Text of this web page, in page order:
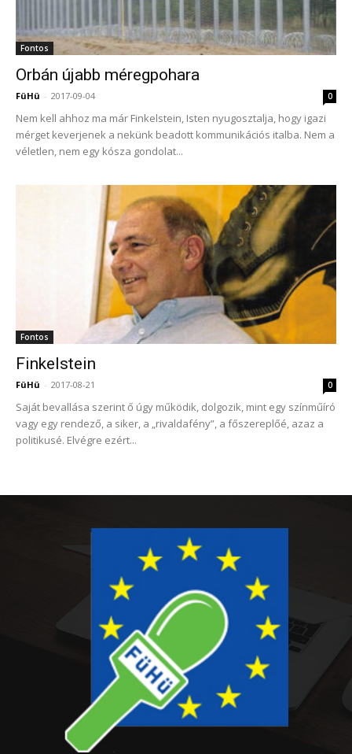
Fontos
Orbán újabb méregpohara
FüHü - 2017-09-04 0
Nem kell ahhoz ma már Finkelstein, Isten nyugosztalja, hogy igazi
mérget keverjenek a nekünk beadott kommunikációs italba. Nem a
véletlen, nem egy kósza gondolat...
Fontos
Finkelstein
FüHü - 2017-08-21 0
Saját bevallása szerint ő úgy működik, dolgozik, mint egy színműíró
vagy egy rendező, a siker, a „rivaldafény”, a főszereplőé, azaz a
politikusé. Elvégre ezért...